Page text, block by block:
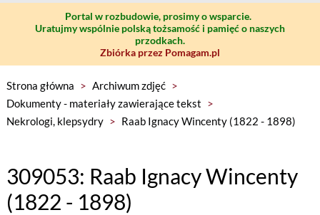
Portal w rozbudowie, prosimy o wsparcie.
Uratujmy wspólnie polską tożsamość i pamięć o naszych
przodkach.
Zbiórka przez Pomagam.pl
Strona główna > Archiwum zdjęć >
Dokumenty - materiały zawierające tekst >
Nekrologi, klepsydry > Raab Ignacy Wincenty (1822 - 1898)
309053: Raab Ignacy Wincenty
(1822 - 1898)